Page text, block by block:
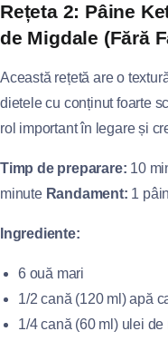
Rețeta 2: Pâine
de Migdale (Fără
Această rețetă are o
dietele cu conținut foarte
rol important în legare și
Timp de preparare: 10
minute Randament: 1
Ingrediente:
6 ouă mari
1/2 cană (120 ml) apă
1/4 cană (60 ml) ulei